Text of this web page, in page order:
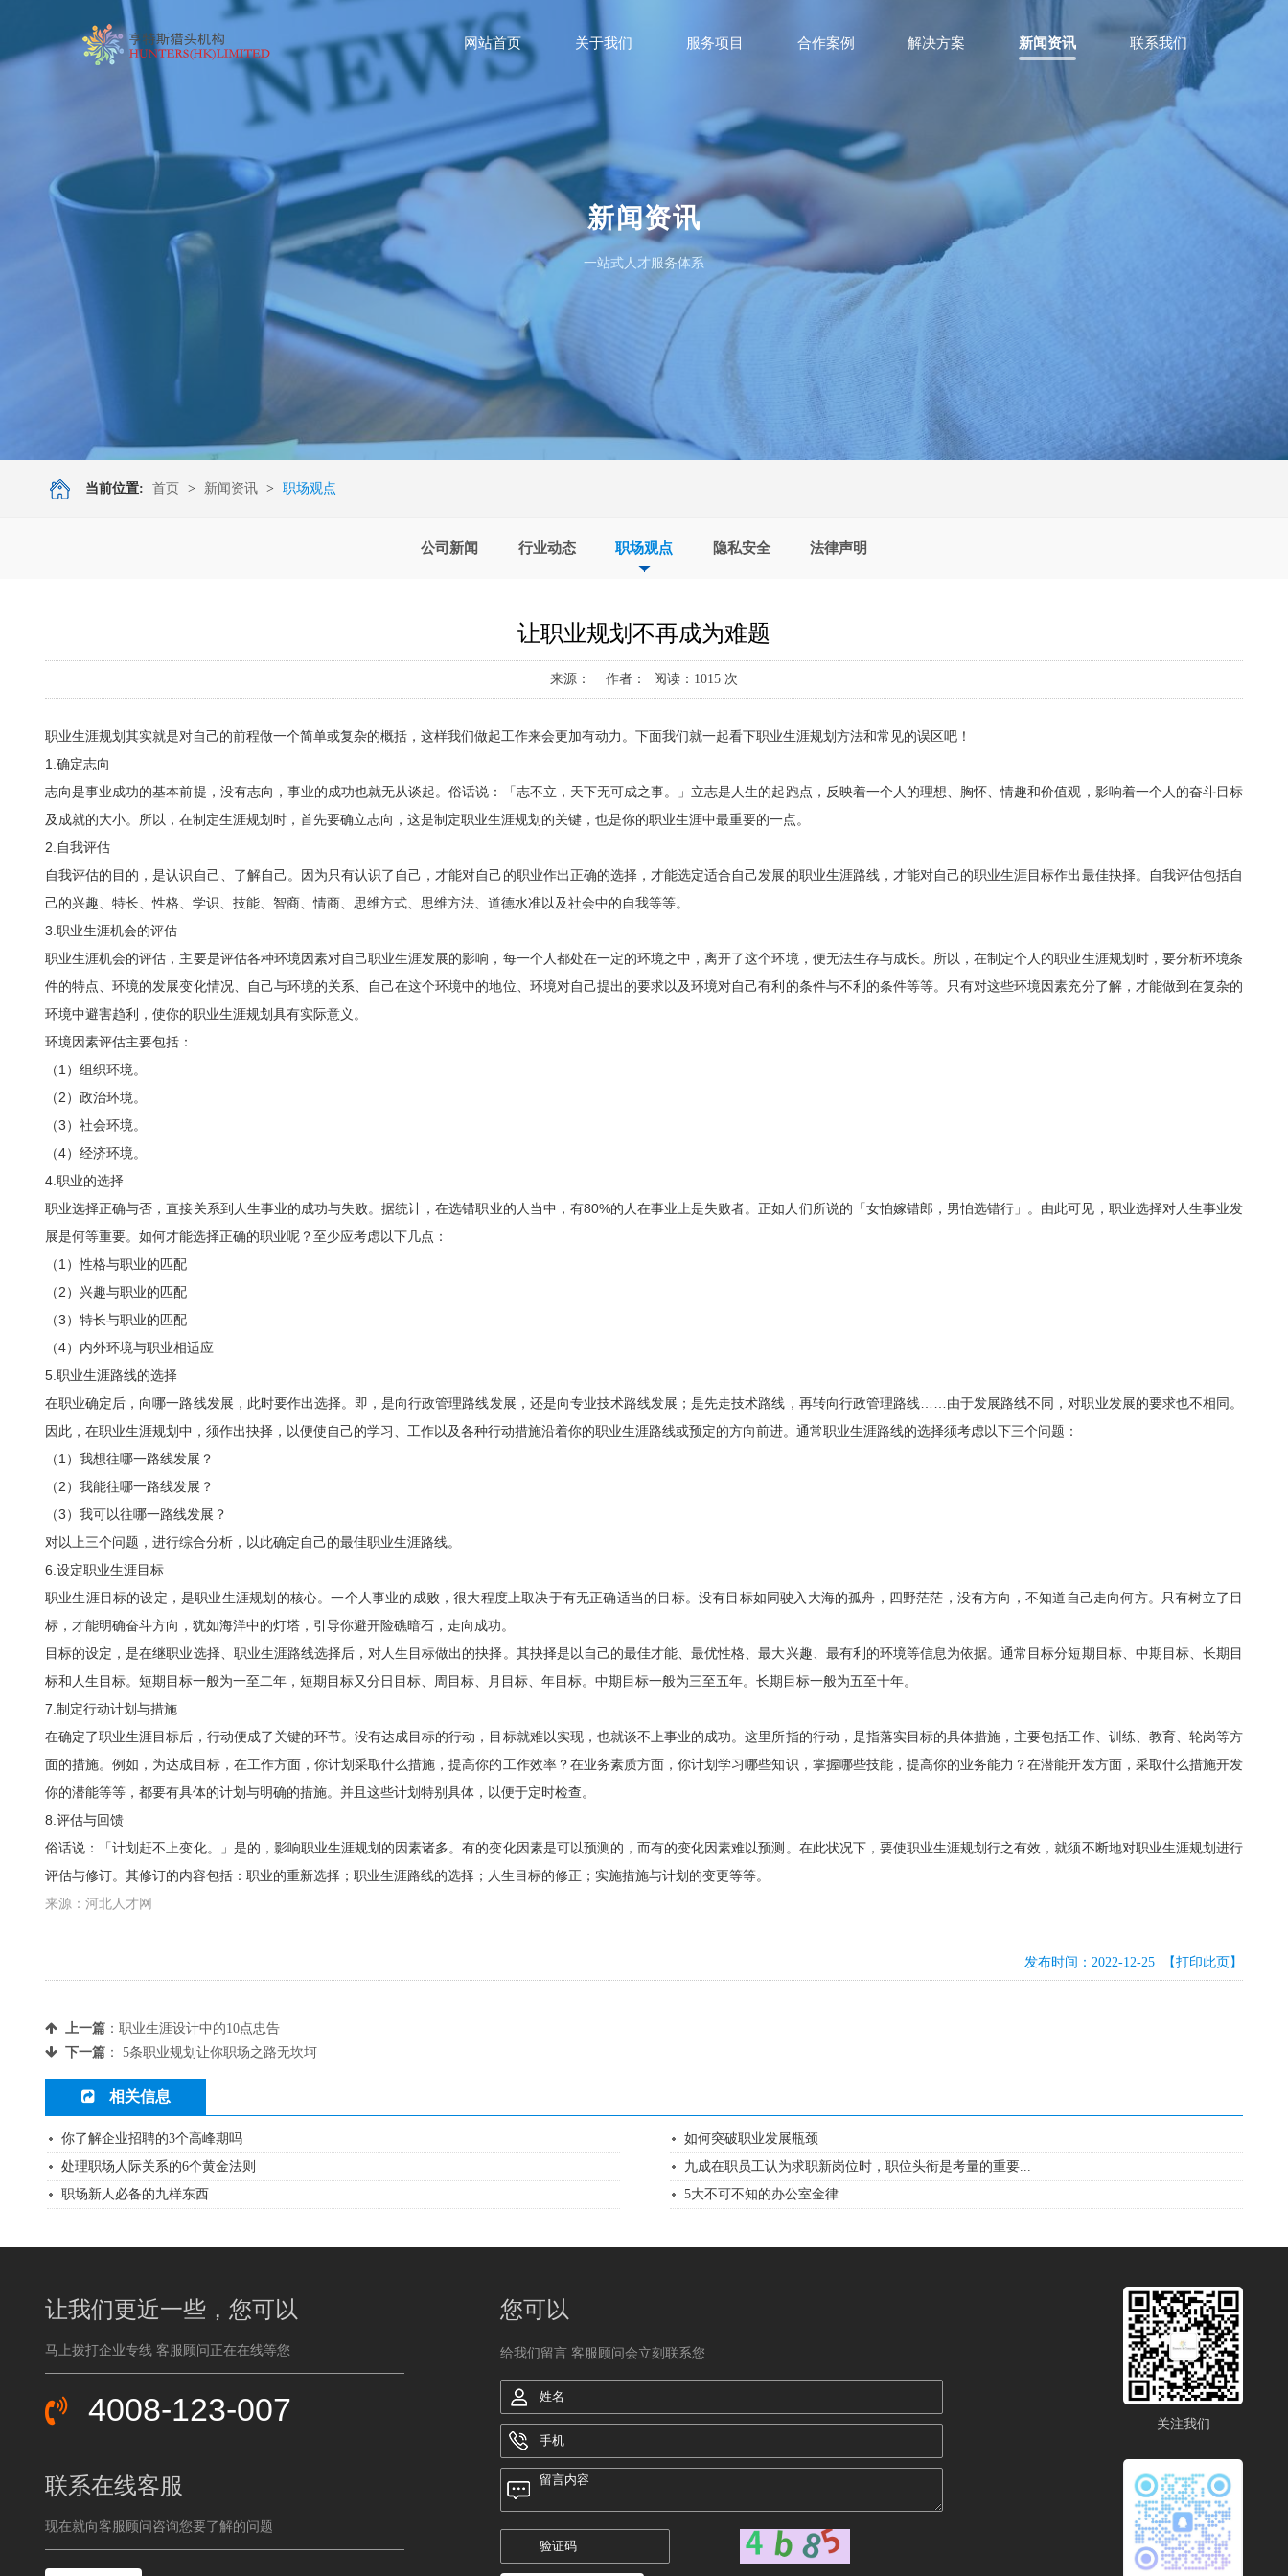
新闻资讯
一站式人才服务体系
网站首页 关于我们 服务项目 合作案例 解决方案 新闻资讯 联系我们
当前位置: 首页 > 新闻资讯 > 职场观点
公司新闻 行业动态 职场观点 隐私安全 法律声明
让职业规划不再成为难题
来源： 作者： 阅读：1015 次
职业生涯规划其实就是对自己的前程做一个简单或复杂的概括，这样我们做起工作来会更加有动力。下面我们就一起看下职业生涯规划方法和常见的误区吧！
1.确定志向
志向是事业成功的基本前提，没有志向，事业的成功也就无从谈起。俗话说：「志不立，天下无可成之事。」立志是人生的起跑点，反映着一个人的理想、胸怀、情趣和价值观，影响着一个人的奋斗目标
及成就的大小。所以，在制定生涯规划时，首先要确立志向，这是制定职业生涯规划的关键，也是你的职业生涯中最重要的一点。
2.自我评估
自我评估的目的，是认识自己、了解自己。因为只有认识了自己，才能对自己的职业作出正确的选择，才能选定适合自己发展的职业生涯路线，才能对自己的职业生涯目标作出最佳抉择。自我评估包括自
己的兴趣、特长、性格、学识、技能、智商、情商、思维方式、思维方法、道德水准以及社会中的自我等等。
3.职业生涯机会的评估
职业生涯机会的评估，主要是评估各种环境因素对自己职业生涯发展的影响，每一个人都处在一定的环境之中，离开了这个环境，便无法生存与成长。所以，在制定个人的职业生涯规划时，要分析环境条
件的特点、环境的发展变化情况、自己与环境的关系、自己在这个环境中的地位、环境对自己提出的要求以及环境对自己有利的条件与不利的条件等等。只有对这些环境因素充分了解，才能做到在复杂的
环境中避害趋利，使你的职业生涯规划具有实际意义。
环境因素评估主要包括：
（1）组织环境。
（2）政治环境。
（3）社会环境。
（4）经济环境。
4.职业的选择
职业选择正确与否，直接关系到人生事业的成功与失败。据统计，在选错职业的人当中，有80%的人在事业上是失败者。正如人们所说的「女怕嫁错郎，男怕选错行」。由此可见，职业选择对人生事业发
展是何等重要。如何才能选择正确的职业呢？至少应考虑以下几点：
（1）性格与职业的匹配
（2）兴趣与职业的匹配
（3）特长与职业的匹配
（4）内外环境与职业相适应
5.职业生涯路线的选择
在职业确定后，向哪一路线发展，此时要作出选择。即，是向行政管理路线发展，还是向专业技术路线发展；是先走技术路线，再转向行政管理路线……由于发展路线不同，对职业发展的要求也不相同。
因此，在职业生涯规划中，须作出抉择，以便使自己的学习、工作以及各种行动措施沿着你的职业生涯路线或预定的方向前进。通常职业生涯路线的选择须考虑以下三个问题：
（1）我想往哪一路线发展？
（2）我能往哪一路线发展？
（3）我可以往哪一路线发展？
对以上三个问题，进行综合分析，以此确定自己的最佳职业生涯路线。
6.设定职业生涯目标
职业生涯目标的设定，是职业生涯规划的核心。一个人事业的成败，很大程度上取决于有无正确适当的目标。没有目标如同驶入大海的孤舟，四野茫茫，没有方向，不知道自己走向何方。只有树立了目
标，才能明确奋斗方向，犹如海洋中的灯塔，引导你避开险礁暗石，走向成功。
目标的设定，是在继职业选择、职业生涯路线选择后，对人生目标做出的抉择。其抉择是以自己的最佳才能、最优性格、最大兴趣、最有利的环境等信息为依据。通常目标分短期目标、中期目标、长期目
标和人生目标。短期目标一般为一至二年，短期目标又分日目标、周目标、月目标、年目标。中期目标一般为三至五年。长期目标一般为五至十年。
7.制定行动计划与措施
在确定了职业生涯目标后，行动便成了关键的环节。没有达成目标的行动，目标就难以实现，也就谈不上事业的成功。这里所指的行动，是指落实目标的具体措施，主要包括工作、训练、教育、轮岗等方
面的措施。例如，为达成目标，在工作方面，你计划采取什么措施，提高你的工作效率？在业务素质方面，你计划学习哪些知识，掌握哪些技能，提高你的业务能力？在潜能开发方面，采取什么措施开发
你的潜能等等，都要有具体的计划与明确的措施。并且这些计划特别具体，以便于定时检查。
8.评估与回馈
俗话说：「计划赶不上变化。」是的，影响职业生涯规划的因素诸多。有的变化因素是可以预测的，而有的变化因素难以预测。在此状况下，要使职业生涯规划行之有效，就须不断地对职业生涯规划进行
评估与修订。其修订的内容包括：职业的重新选择；职业生涯路线的选择；人生目标的修正；实施措施与计划的变更等等。
来源：河北人才网
发布时间：2022-12-25 【打印此页】
上一篇 ： 职业生涯设计中的10点忠告
下一篇 ： 5条职业规划让你职场之路无坎坷
相关信息
你了解企业招聘的3个高峰期吗
如何突破职业发展瓶颈
处理职场人际关系的6个黄金法则
九成在职员工认为求职新岗位时，职位头衔是考量的重要...
职场新人必备的九样东西
5大不可不知的办公室金律
让我们更近一些，您可以
马上拨打企业专线 客服顾问正在在线等您
4008-123-007
联系在线客服
现在就向客服顾问咨询您要了解的问题
您可以
给我们留言 客服顾问会立刻联系您
关注我们